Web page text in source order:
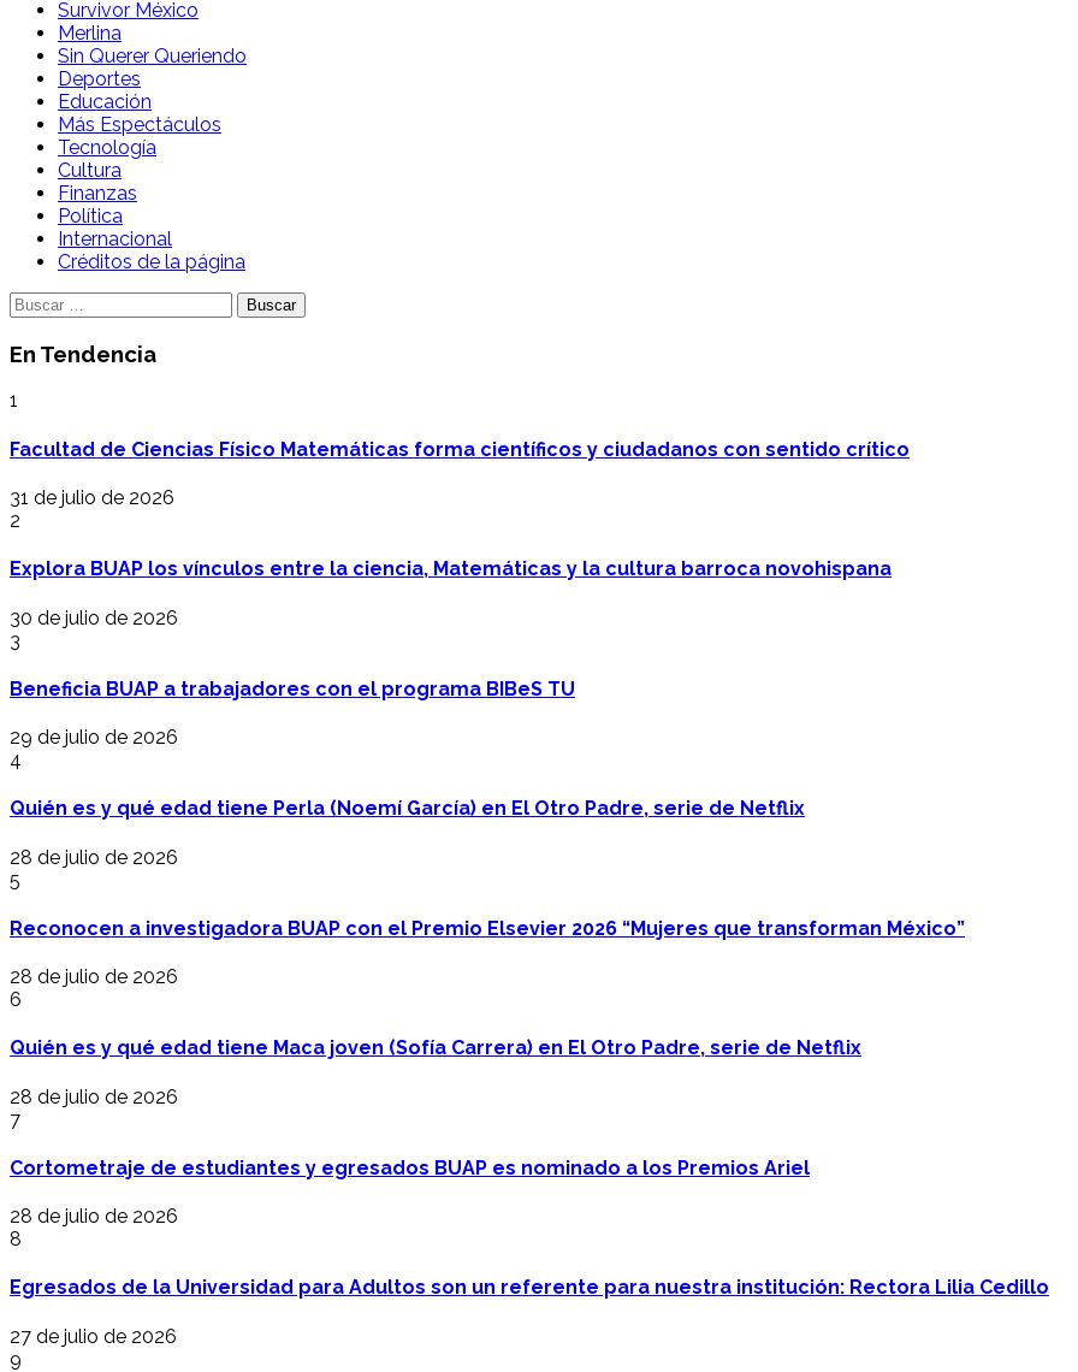
Survivor México
Merlina
Sin Querer Queriendo
Deportes
Educación
Más Espectáculos
Tecnología
Cultura
Finanzas
Política
Internacional
Créditos de la página
Buscar:
En Tendencia
1
Facultad de Ciencias Físico Matemáticas forma científicos y ciudadanos con sentido crítico
31 de julio de 2026
2
Explora BUAP los vínculos entre la ciencia, Matemáticas y la cultura barroca novohispana
30 de julio de 2026
3
Beneficia BUAP a trabajadores con el programa BIBeS TU
29 de julio de 2026
4
Quién es y qué edad tiene Perla (Noemí García) en El Otro Padre, serie de Netflix
28 de julio de 2026
5
Reconocen a investigadora BUAP con el Premio Elsevier 2026 “Mujeres que transforman México”
28 de julio de 2026
6
Quién es y qué edad tiene Maca joven (Sofía Carrera) en El Otro Padre, serie de Netflix
28 de julio de 2026
7
Cortometraje de estudiantes y egresados BUAP es nominado a los Premios Ariel
28 de julio de 2026
8
Egresados de la Universidad para Adultos son un referente para nuestra institución: Rectora Lilia Cedillo
27 de julio de 2026
9